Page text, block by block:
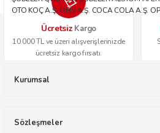
OTO KOÇ A.Ş. OPİS A.Ş. COCA COLA A.Ş.
Ücretsiz Kargo
10.000 TL ve üzeri alışverişlerinizde
ücretsiz kargo fırsatı.
Kurumsal
Sözleşmeler